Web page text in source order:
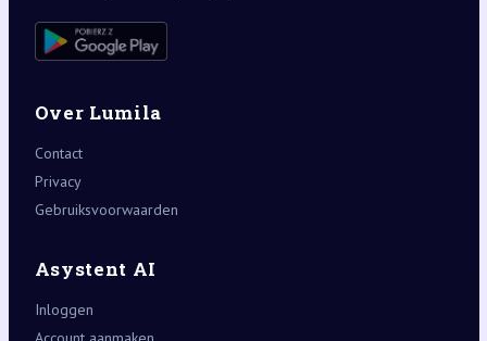
Over Lumila
Contact
Privacy
Gebruiksvoorwaarden
Asystent AI
Inloggen